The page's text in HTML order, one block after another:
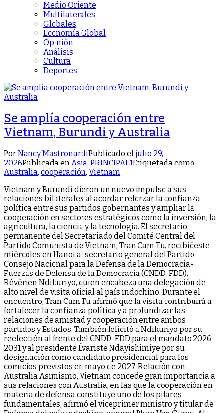
Medio Oriente
Multilaterales
Globales
Economía Global
Opinión
Análisis
Cultura
Deportes
Se amplía cooperación entre
Vietnam, Burundi y Australia
PorNancy MastronardiPublicado eljulio 29,
2026Publicada enAsia, PRINCIPAL1Etiquetada como
Australia, cooperación, Vietnam
Vietnam y Burundi dieron un nuevo impulso a sus
relaciones bilaterales al acordar reforzar la confianza
política entre sus partidos gobernantes y ampliar la
cooperación en sectores estratégicos como la inversión, la
agricultura, la ciencia y la tecnología. El secretario
permanente del Secretariado del Comité Central del
Partido Comunista de Vietnam, Tran Cam Tu, recibióeste
miércoles en Hanoi al secretario general del Partido
Consejo Nacional para la Defensa de la Democracia-
Fuerzas de Defensa de la Democracia (CNDD-FDD),
Révérien Ndikuriyo, quien encabeza una delegación de
alto nivel de visita oficial al país indochino. Durante el
encuentro, Tran Cam Tu afirmó que la visita contribuirá a
fortalecer la confianza política y a profundizar las
relaciones de amistad y cooperación entre ambos
partidos y Estados. También felicitó a Ndikuriyo por su
reelección al frente del CNDD-FDD para el mandato 2026-
2031 y al presidente Évariste Ndayishimiye por su
designación como candidato presidencial para los
comicios previstos en mayo de 2027. Relación con
Australia Asimismo, Vietnam concede gran importancia a
sus relaciones con Australia, en las que la cooperación en
materia de defensa constituye uno de los pilares
fundamentales, afirmó el viceprimer ministro y titular de